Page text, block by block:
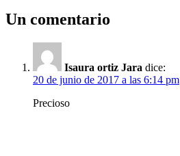
Un comentario
Isaura ortiz Jara dice:
20 de junio de 2017 a las 6:14 pm
Precioso